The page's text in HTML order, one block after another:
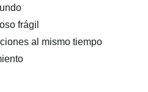
frágil
al mismo tiempo